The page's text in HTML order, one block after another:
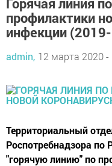
профилактики
инфекции
admin, 12 марта 2020 -
Территориальный
Роспотребнадзора по
"горячую линию" по